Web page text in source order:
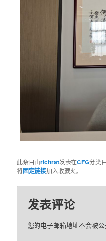
此条目由richrat发表在CFG分类
将固定链接加入收藏夹。
发表评论
您的电子邮箱地址不会被公